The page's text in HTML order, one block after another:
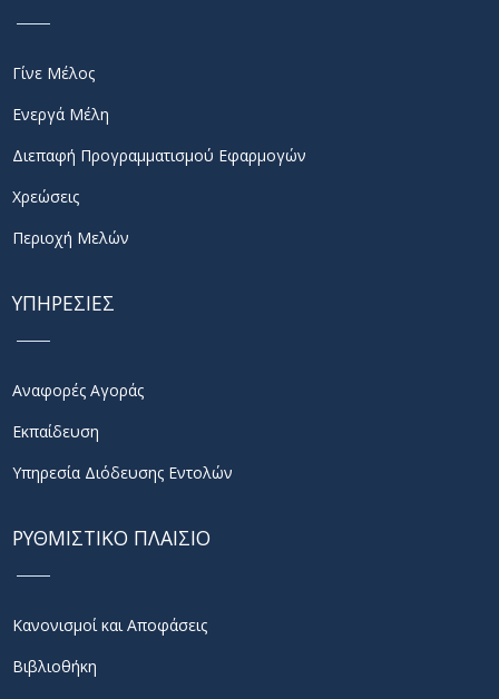
Γίνε Μέλος
Ενεργά Μέλη
Διεπαφή Προγραμματισμού Εφαρμογών
Χρεώσεις
Περιοχή Μελών
ΥΠΗΡΕΣΙΕΣ
Αναφορές Αγοράς
Εκπαίδευση
Υπηρεσία Διόδευσης Εντολών
ΡΥΘΜΙΣΤΙΚΟ ΠΛΑΙΣΙΟ
Κανονισμοί και Αποφάσεις
Βιβλιοθήκη